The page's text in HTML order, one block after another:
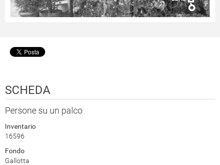
SCHEDA
Persone su un palco
Inventario
16596
Fondo
Gallotta